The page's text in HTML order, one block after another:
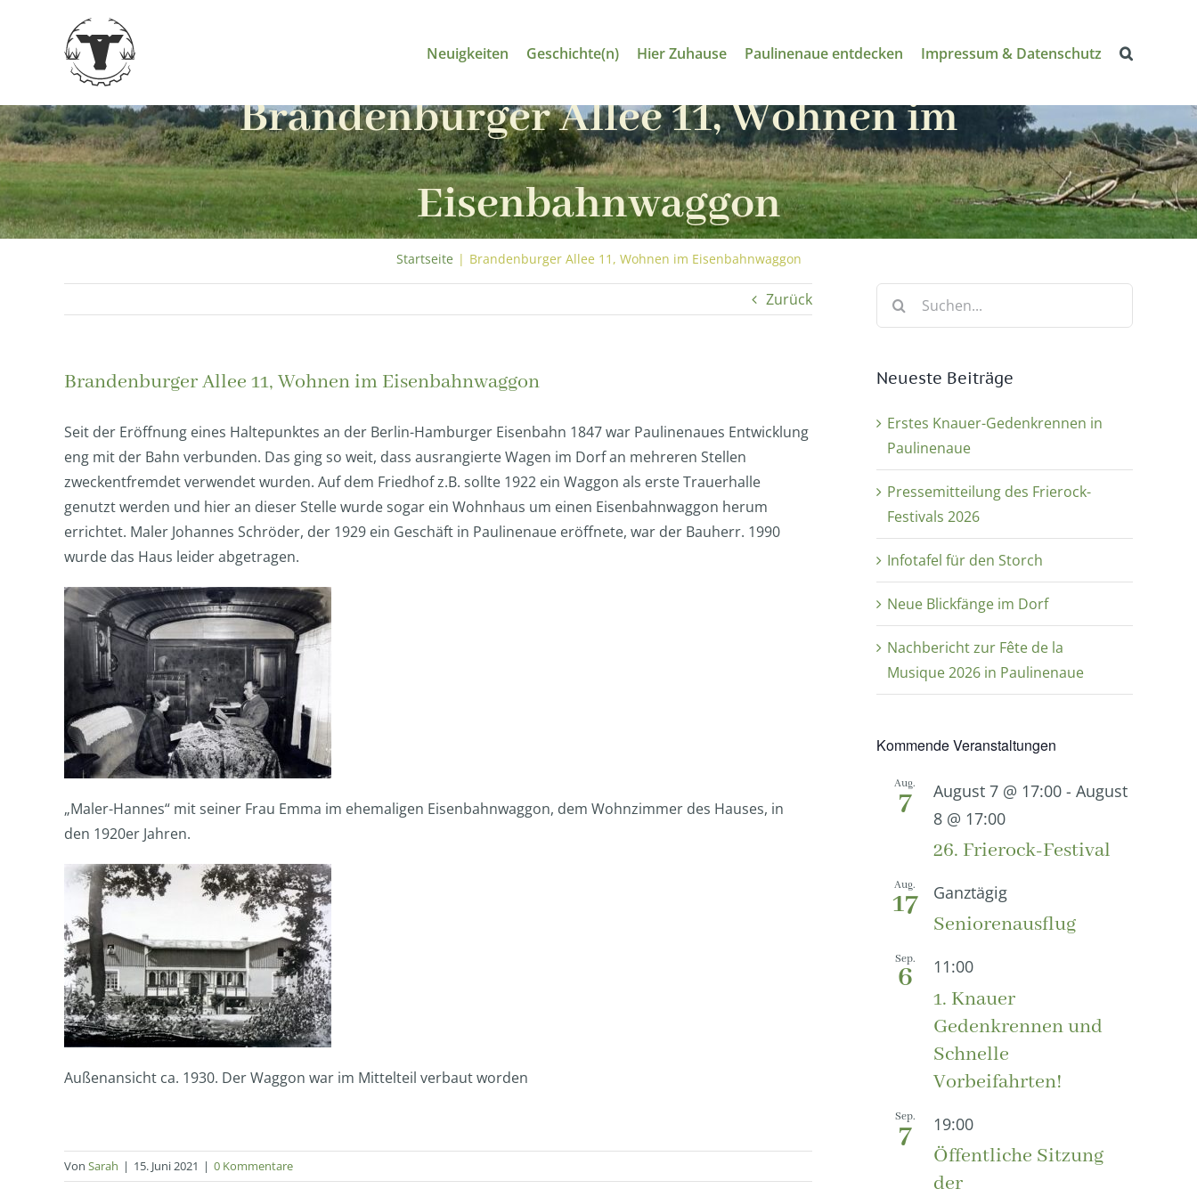
Neuigkeiten Geschichte(n) Hier Zuhause Paulinenaue entdecken Impressum & Datenschutz
Brandenburger Allee 11, Wohnen im
Eisenbahnwaggon
Startseite | Brandenburger Allee 11, Wohnen im Eisenbahnwaggon
Zurück
Brandenburger Allee 11, Wohnen im Eisenbahnwaggon
Seit der Eröffnung eines Haltepunktes an der Berlin-Hamburger Eisenbahn 1847 war Paulinenaues Entwicklung
eng mit der Bahn verbunden. Das ging so weit, dass ausrangierte Wagen im Dorf an mehreren Stellen
zweckentfremdet verwendet wurden. Auf dem Friedhof z.B. sollte 1922 ein Waggon als erste Trauerhalle
genutzt werden und hier an dieser Stelle wurde sogar ein Wohnhaus um einen Eisenbahnwaggon herum
errichtet. Maler Johannes Schröder, der 1929 ein Geschäft in Paulinenaue eröffnete, war der Bauherr. 1990
wurde das Haus leider abgetragen.
„Maler-Hannes“ mit seiner Frau Emma im ehemaligen Eisenbahnwaggon, dem Wohnzimmer des Hauses, in
den 1920er Jahren.
Außenansicht ca. 1930. Der Waggon war im Mittelteil verbaut worden
Von Sarah | 15. Juni 2021 | 0 Kommentare
Suche
Neueste Beiträge
Erstes Knauer-Gedenkrennen in
Paulinenaue
Pressemitteilung des Frierock-
Festivals 2026
Infotafel für den Storch
Neue Blickfänge im Dorf
Nachbericht zur Fête de la
Musique 2026 in Paulinenaue
Kommende Veranstaltungen
Aug.
7 August 7 @ 17:00 - August
8 @ 17:00
26. Frierock-Festival
Aug.
17 Ganztägig
Seniorenausflug
Sep.
6 11:00
1. Knauer
Gedenkrennen und
Schnelle
Vorbeifahrten!
Sep.
7 19:00
Öffentliche Sitzung
der